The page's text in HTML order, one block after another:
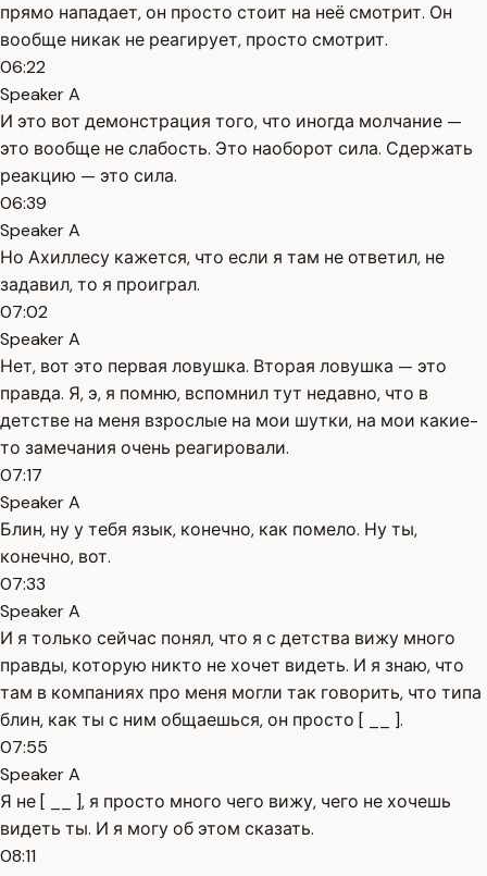
прямо нападает, он просто стоит на неё смотрит. Он
вообще никак не реагирует, просто смотрит.
06:22
Speaker A
И это вот демонстрация того, что иногда молчание —
это вообще не слабость. Это наоборот сила. Сдержать
реакцию — это сила.
06:39
Speaker A
Но Ахиллесу кажется, что если я там не ответил, не
задавил, то я проиграл.
07:02
Speaker A
Нет, вот это первая ловушка. Вторая ловушка — это
правда. Я, э, я помню, вспомнил тут недавно, что в
детстве на меня взрослые на мои шутки, на мои какие-
то замечания очень реагировали.
07:17
Speaker A
Блин, ну у тебя язык, конечно, как помело. Ну ты,
конечно, вот.
07:33
Speaker A
И я только сейчас понял, что я с детства вижу много
правды, которую никто не хочет видеть. И я знаю, что
там в компаниях про меня могли так говорить, что типа
блин, как ты с ним общаешься, он просто [ __ ].
07:55
Speaker A
Я не [ __ ], я просто много чего вижу, чего не хочешь
видеть ты. И я могу об этом сказать.
08:11